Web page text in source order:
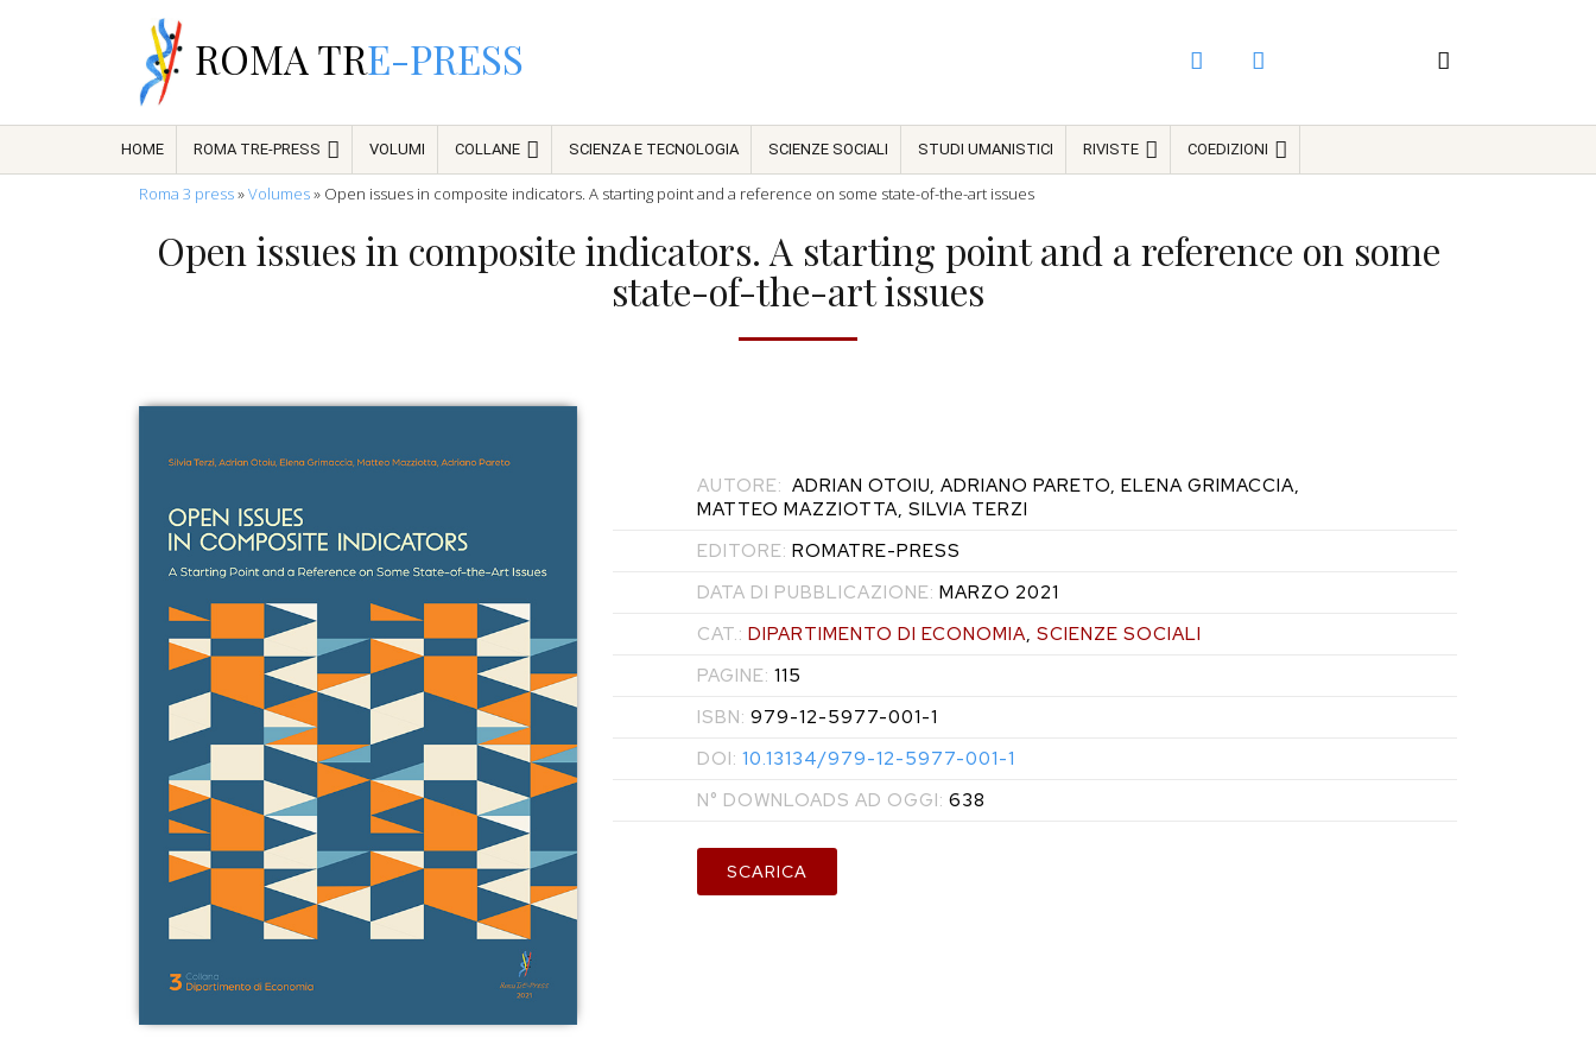
ROMA TRE-PRESS
HOME ROMA TRE-PRESS VOLUMI COLLANE SCIENZA E TECNOLOGIA SCIENZE SOCIALI STUDI UMANISTICI RIVISTE COEDIZIONI
Roma 3 press»Volumes» Open issues in composite indicators. A starting point and a reference on some state-of-the-art issues
Open issues in composite indicators. A starting point and a reference on some
state-of-the-art issues
AUTORE: ADRIAN OTOIU, ADRIANO PARETO, ELENA GRIMACCIA,
MATTEO MAZZIOTTA, SILVIA TERZI
EDITORE: ROMATRE-PRESS
DATA DI PUBBLICAZIONE: MARZO 2021
CAT.: DIPARTIMENTO DI ECONOMIA,SCIENZE SOCIALI
PAGINE: 115
ISBN: 979-12-5977-001-1
DOI: 10.13134/979-12-5977-001-1
N° DOWNLOADS AD OGGI: 638
SCARICA